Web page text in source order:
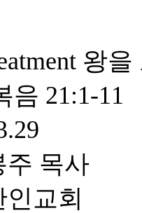
왕
음 21:1-11
주 목사
인교회